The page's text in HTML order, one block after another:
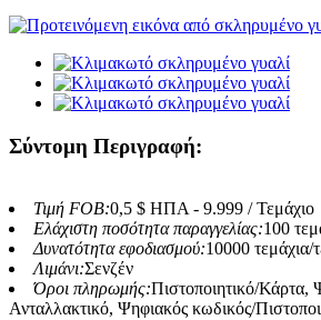
Σύντομη Περιγραφή:
Τιμή FOB:0,5 $ ΗΠΑ - 9.999 / Τεμάχιο
Ελάχιστη ποσότητα παραγγελίας:100
Δυνατότητα εφοδιασμού:10000 τεμάχια/
Λιμάνι:Σενζέν
Όροι πληρωμής:Πιστοποιητικό/Κάρτα,
Ανταλλακτικό, Ψηφιακός κωδικός/